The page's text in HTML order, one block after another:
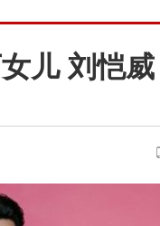
儿 刘恺